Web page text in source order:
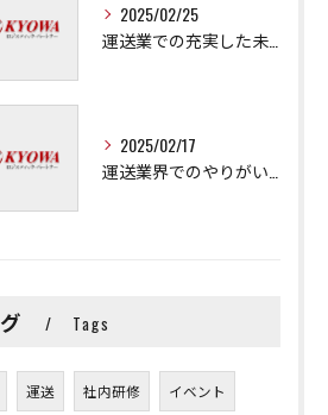
2025/02/25
2025/02/17
Tags
運送 社内研修 イベント